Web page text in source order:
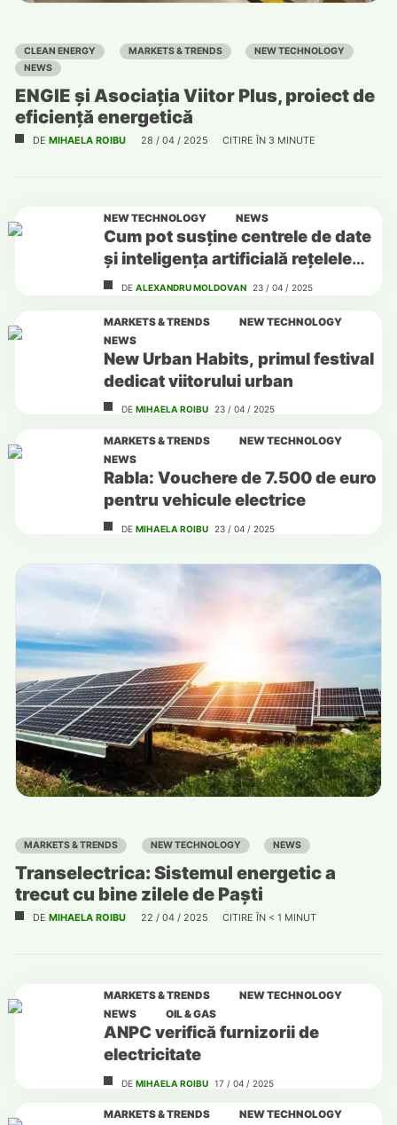
CLEAN ENERGY MARKETS & TRENDS
NEW TECHNOLOGY
NEWS
ENGIE și Asociația Viitor Plus, proiect de
eficiență energetică
DE MIHAELA ROIBU 28 / 04 / 2025 CITIRE ÎN 3 MINUTE
NEW TECHNOLOGY NEWS
Cum pot susține centrele de date
și inteligența artificială rețelele
electrice
DE ALEXANDRU MOLDOVAN 23 / 04 / 2025
MARKETS & TRENDS
NEW TECHNOLOGY
NEWS
New Urban Habits, primul festival
dedicat viitorului urban
DE MIHAELA ROIBU 23 / 04 / 2025
MARKETS & TRENDS
NEW TECHNOLOGY
NEWS
Rabla: Vouchere de 7.500 de euro
pentru vehicule electrice
DE MIHAELA ROIBU 23 / 04 / 2025
MARKETS & TRENDS NEW TECHNOLOGY NEWS
Transelectrica: Sistemul energetic a
trecut cu bine zilele de Paști
DE MIHAELA ROIBU 22 / 04 / 2025 CITIRE ÎN < 1 MINUT
MARKETS & TRENDS
NEW TECHNOLOGY
NEWS
OIL & GAS
ANPC verifică furnizorii de
electricitate
DE MIHAELA ROIBU 17 / 04 / 2025
MARKETS & TRENDS
NEW TECHNOLOGY